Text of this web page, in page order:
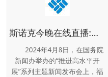
斯诺克今晚在线直播:《公么的要求5中文
2024年4月8日，在国务院
新闻办举办的“推进高水平开
展”系列主题新闻发布会上，福